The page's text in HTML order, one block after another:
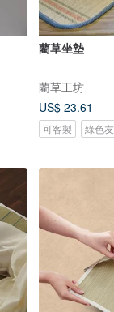
藺草坐墊
藺草工坊
US$ 23.61
可客製 綠色